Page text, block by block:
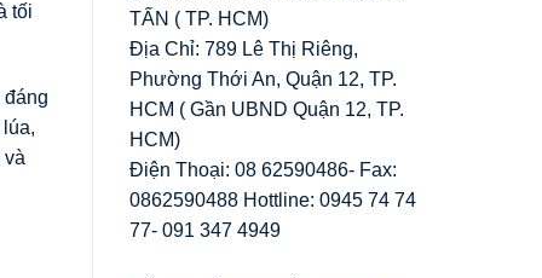
tối
đáng
và
TẤN ( TP. HCM)
Địa Chỉ: 789 Lê Thị Riêng,
Phường Thới An, Quận 12, TP.
HCM ( Gần UBND Quận 12, TP.
HCM)
Điện Thoại: 08 62590486- Fax:
0862590488 Hottline: 0945 74 74
77- 091 347 4949